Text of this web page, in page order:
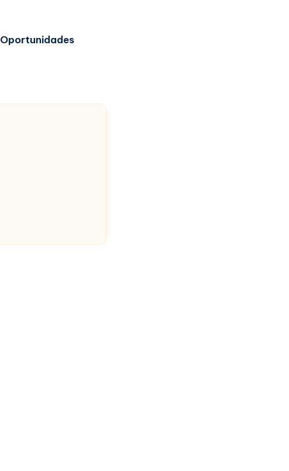
Oportunidades